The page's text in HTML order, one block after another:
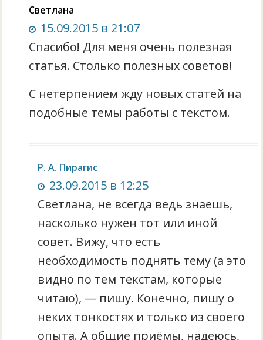
Светлана
15.09.2015 в 21:07
Спасибо! Для меня очень полезная
статья. Столько полезных советов!
С нетерпением жду новых статей на
подобные темы работы с текстом.
Р. А. Пирагис
23.09.2015 в 12:25
Светлана, не всегда ведь знаешь,
насколько нужен тот или иной
совет. Вижу, что есть
необходимость поднять тему (а это
видно по тем текстам, которые
читаю), — пишу. Конечно, пишу о
неких тонкостях и только из своего
опыта. А общие приёмы, надеюсь,